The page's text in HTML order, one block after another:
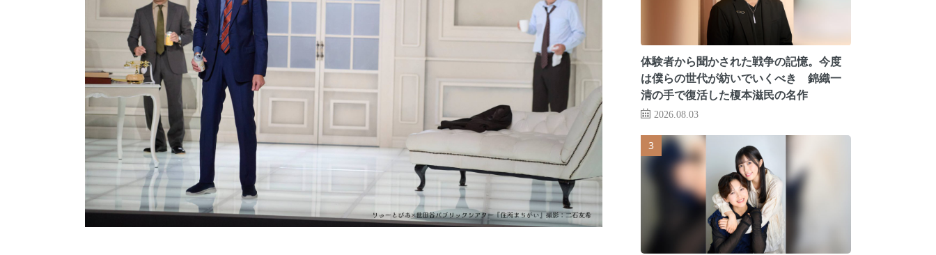
体験者から聞かされた戦争の記憶。今度
は僕らの世代が紡いでいくべき 錦織一
清の手で復活した榎本滋民の名作
2026.08.03